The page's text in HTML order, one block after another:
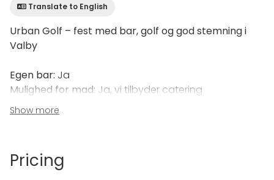
Translate to English
Urban Golf – fest med bar, golf og god stemning i
Valby
Egen bar: Ja
Mulighed for mad: Ja, vi tilbyder catering
Transport:
kombinerer du hyggelige rammer og egen bar med
Show more
Pricing